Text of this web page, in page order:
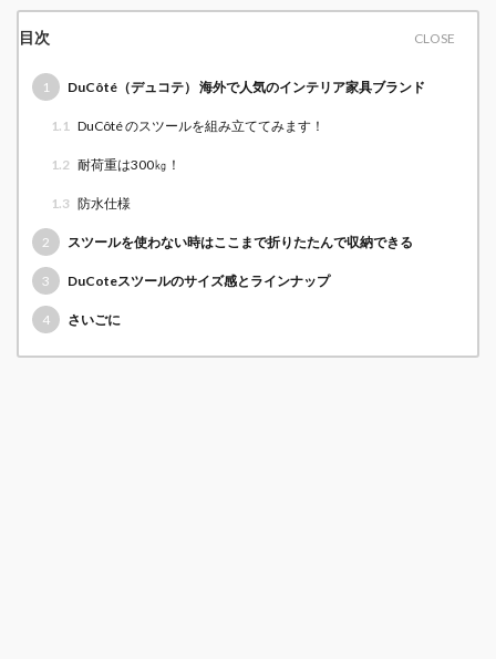
目次
1 DuCôté（デュコテ） 海外で人気のインテリア家具ブランド
1.1 DuCôté のスツールを組み立ててみます！
1.2 耐荷重は300㎏！
1.3 防水仕様
2 スツールを使わない時はここまで折りたたんで収納できる
3 DuCoteスツールのサイズ感とラインナップ
4 さいごに